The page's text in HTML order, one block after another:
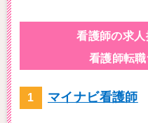
看護師の求人
看護師転
マイナビ看護師